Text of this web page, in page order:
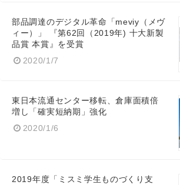
部品調達のデジタル革命「meviy（メヴ
ィー）」 『第62回（2019年) 十大新製
品賞 本賞』を受賞
2020/1/7
東日本流通センター移転、倉庫面積倍
増し「確実短納期」強化
2020/1/6
2019年度「ミスミ学生ものづくり支